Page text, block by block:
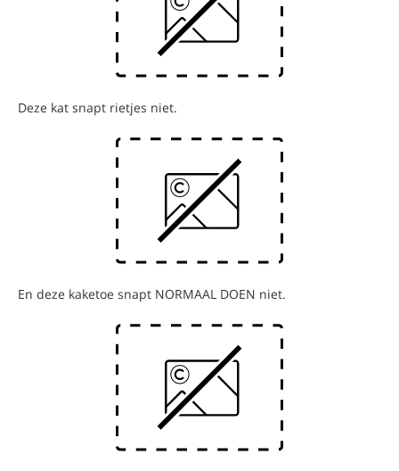
Deze kat snapt rietjes niet.
En deze kaketoe snapt NORMAAL DOEN niet.